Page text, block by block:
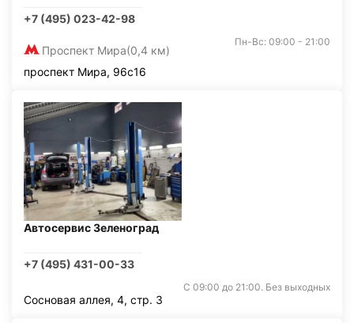
+7 (495) 023-42-98
Проспект Мира(0,4 км)
Пн-Вс: 09:00 - 21:00
проспект Мира, 96с16
Автосервис Зеленоград
+7 (495) 431-00-33
С 09:00 до 21:00. Без выходных
Сосновая аллея, 4, стр. 3